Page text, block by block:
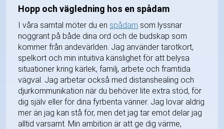
Hopp och vägledning hos en spådam
I våra samtal möter du en spådam som lyssnar
noggrant på både dina ord och de budskap som
kommer från andevärlden. Jag använder tarotkort,
spelkort och min intuitiva känslighet för att belysa
situationer kring kärlek, familj, arbete och framtida
vägval. Jag arbetar också med distanshealing och
djurkommunikation när du behöver lite extra stöd, för
dig själv eller för dina fyrbenta vänner. Jag lovar aldrig
mer än jag kan stå för, men det jag tar emot delar jag
alltid varsamt. Min ambition är att ge dig värme,